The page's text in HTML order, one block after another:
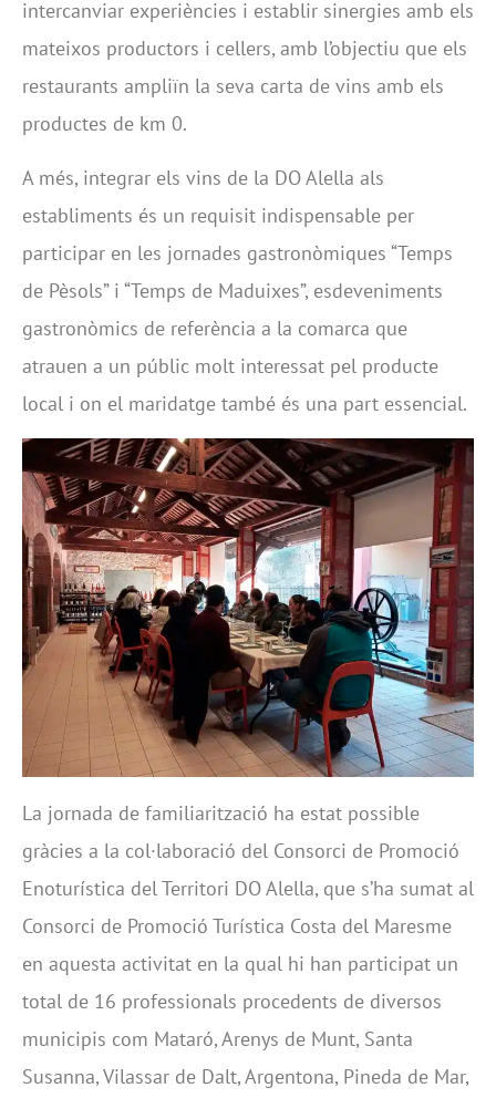
intercanviar experiències i establir sinergies amb els
mateixos productors i cellers, amb l’objectiu que els
restaurants ampliïn la seva carta de vins amb els
productes de km 0.
A més, integrar els vins de la DO Alella als
establiments és un requisit indispensable per
participar en les jornades gastronòmiques “Temps
de Pèsols” i “Temps de Maduixes”, esdeveniments
gastronòmics de referència a la comarca que
atrauen a un públic molt interessat pel producte
local i on el maridatge també és una part essencial.
La jornada de familiarització ha estat possible
gràcies a la col·laboració del Consorci de Promoció
Enoturística del Territori DO Alella, que s’ha sumat al
Consorci de Promoció Turística Costa del Maresme
en aquesta activitat en la qual hi han participat un
total de 16 professionals procedents de diversos
municipis com Mataró, Arenys de Munt, Santa
Susanna, Vilassar de Dalt, Argentona, Pineda de Mar,